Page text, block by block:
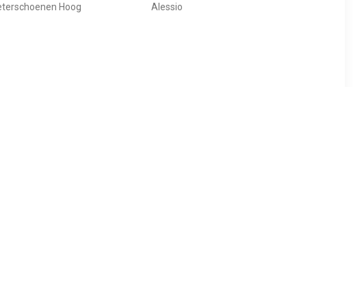
Hoog
Alessio